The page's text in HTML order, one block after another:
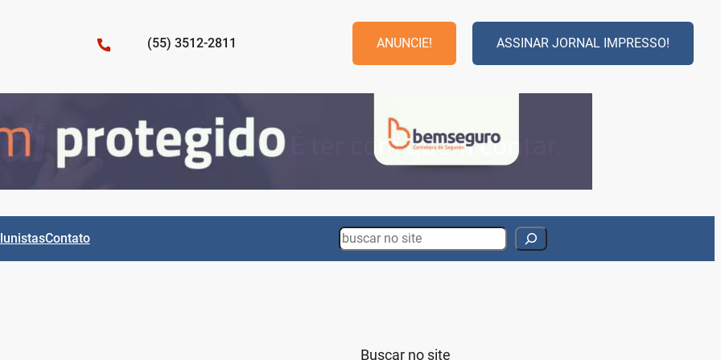
(55) 3512-2811 ANUNCIE! ASSINAR JORNAL IMPRESSO!
Contato Search
Buscar no site